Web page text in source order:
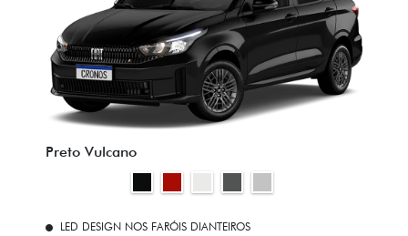
Preto Vulcano
LED DESIGN NOS FARÓIS DIANTEIROS